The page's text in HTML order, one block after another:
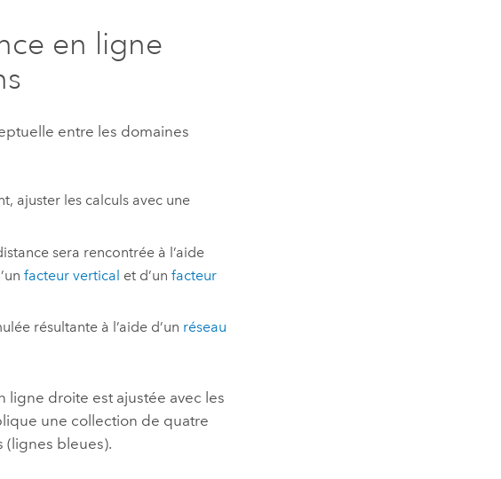
en ligne
entre les domaines
ajuster les calculs avec une
sera rencontrée à l’aide
facteur vertical et d’un facteur
résultante à l’aide d’un réseau
droite est ajustée avec les
une collection de quatre
(lignes bleues).